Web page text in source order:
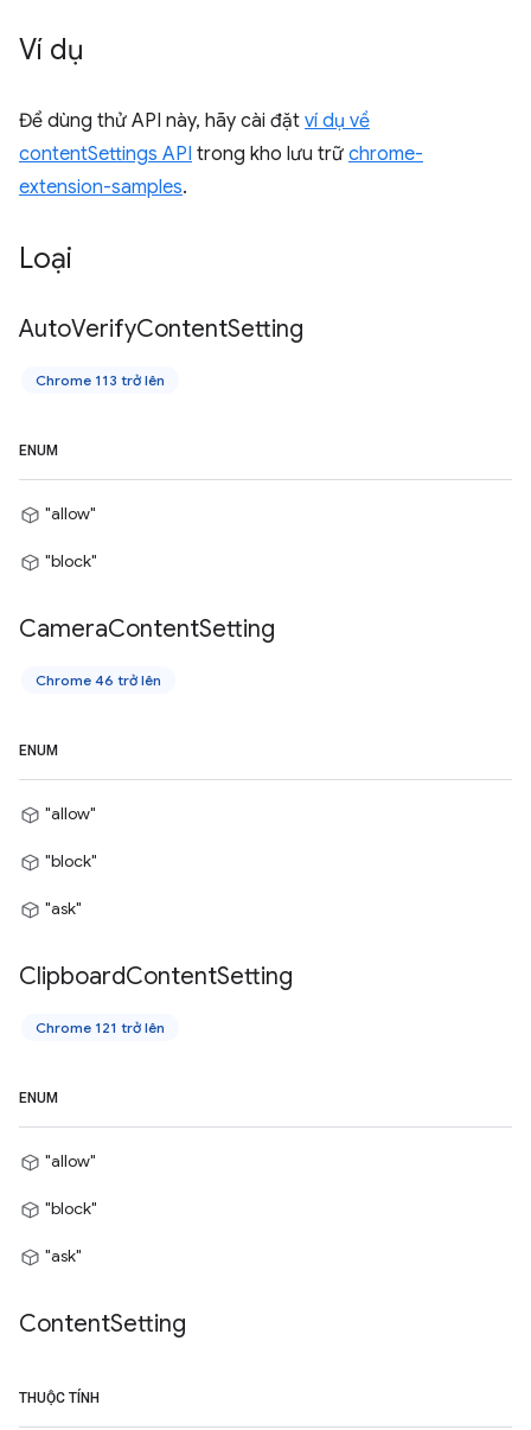
Ví dụ
Để dùng thử API này, hãy cài đặt ví dụ về
contentSettings API trong kho lưu trữ chrome-
extension-samples.
Loại
AutoVerifyContentSetting
Chrome 113 trở lên
ENUM
"allow"
"block"
CameraContentSetting
Chrome 46 trở lên
ENUM
"allow"
"block"
"ask"
ClipboardContentSetting
Chrome 121 trở lên
ENUM
"allow"
"block"
"ask"
ContentSetting
THUỘC TÍNH